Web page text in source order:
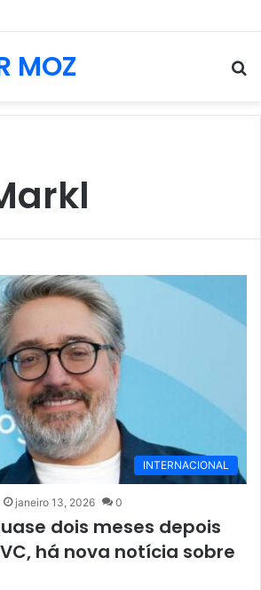
MOZ
INTERNACIONAL
janeiro 13, 2026 0
dois meses depois
há nova notícia sobre